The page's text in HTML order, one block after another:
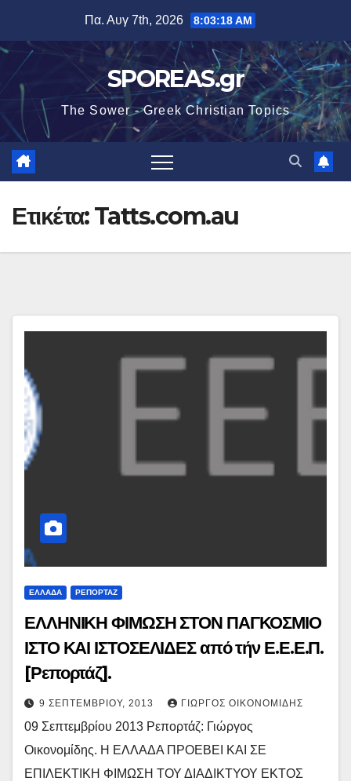
περιεχόμενο
Πα. Αυγ 7th, 2026 8:03:19 AM
SPOREAS.gr
The Sower - Greek Christian Topics
Ετικέτα:Tatts.com.au
ΕΛΛΑΔΑ ΡΕΠΟΡΤΑΖ
ΕΛΛΗΝΙΚΗ ΦΙΜΩΣΗ ΣΤΟΝ ΠΑΓΚΟΣΜΙΟ
ΙΣΤΟ ΚΑΙ ΙΣΤΟΣΕΛΙΔΕΣ από τήν Ε.Ε.Ε.Π.
[Ρεπορτάζ].
9 ΣΕΠΤΕΜΒΡΊΟΥ, 2013 ΓΙΏΡΓΟΣ ΟΙΚΟΝΟΜΊΔΗΣ
09 Σεπτεμβρίου 2013 Ρεπορτάζ: Γιώργος
Οικονομίδης. Η ΕΛΛΑΔΑ ΠΡΟΕΒΕΙ ΚΑΙ ΣΕ
ΕΠΙΛΕΚΤΙΚΗ ΦΙΜΩΣΗ ΤΟΥ ΔΙΑΔΙΚΤΥΟΥ ΕΚΤΟΣ